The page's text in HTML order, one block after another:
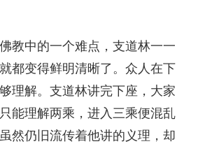
教中的一个难点，支道林一一
都变得鲜明清晰了。众人在下
理解。支道林讲完下座，大家
能理解两乘，进入三乘便混乱
然仍旧流传着他讲的义理，却